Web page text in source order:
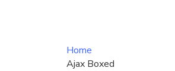
Home
Ajax Boxed